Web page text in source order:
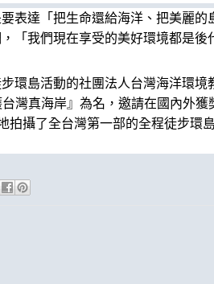
表達「 把生命還給海洋、把美麗的
「 我們現在享受的美好環境都是後
環島活動的社團法人台灣海洋環境
灣真海岸』 為名，邀請在國內外獲
拍攝了全台灣第一部的全程徒步環